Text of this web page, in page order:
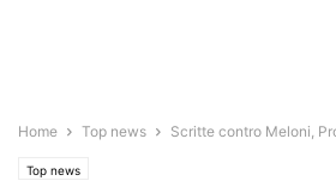
Home Top news Scritte contro Meloni,
Top news